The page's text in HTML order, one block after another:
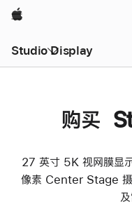
Apple
Studio Display
购买
27 英寸 5K 视网膜显
像素 Center Stage 摄